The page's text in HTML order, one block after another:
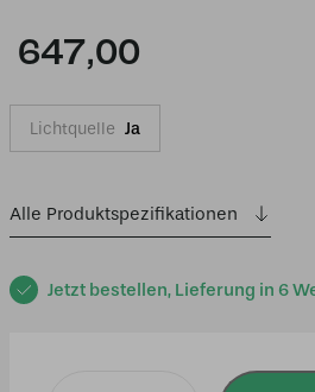
Jetzt bestellen, Lieferung in 6
647,00
Lichtquelle Ja
Alle Produktspezifikationen